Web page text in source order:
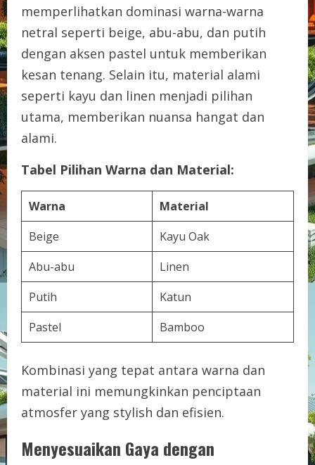
memperlihatkan dominasi warna-warna
netral seperti beige, abu-abu, dan putih
dengan aksen pastel untuk memberikan
kesan tenang. Selain itu, material alami
seperti kayu dan linen menjadi pilihan
utama, memberikan nuansa hangat dan
alami.
Tabel Pilihan Warna dan Material:
Warna
Material
Beige
Kayu Oak
Abu-abu
Linen
Putih
Katun
Pastel
Bamboo
Kombinasi yang tepat antara warna dan
material ini memungkinkan penciptaan
atmosfer yang stylish dan efisien.
Menyesuaikan Gaya dengan